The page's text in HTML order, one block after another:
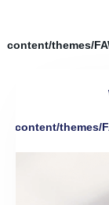
content/themes/
content/themes/